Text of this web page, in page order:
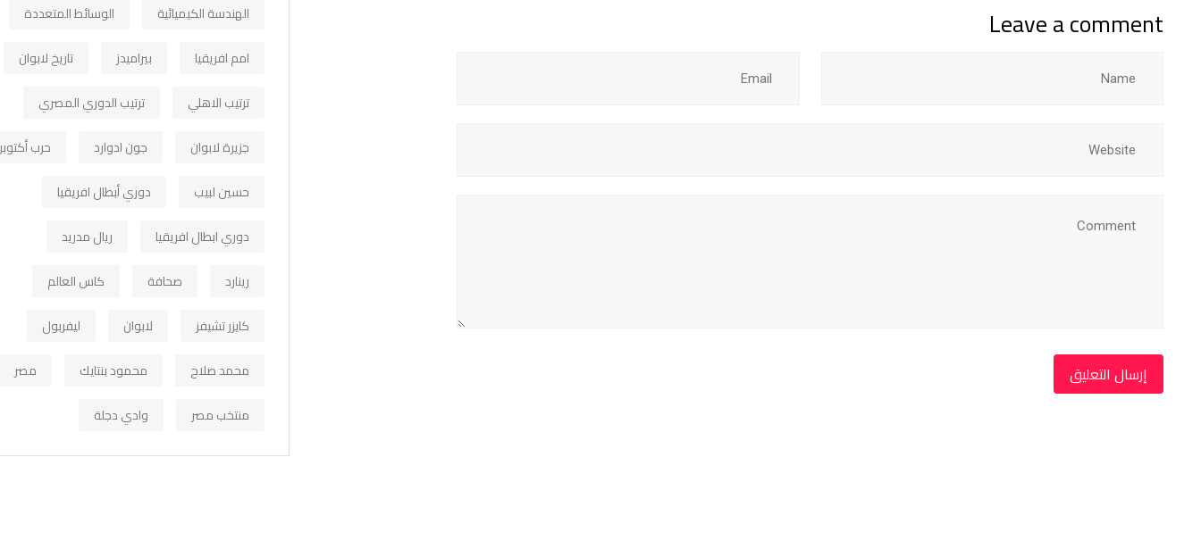
Leave a comment
الهندسة الكيميائية
الوسائط المتعددة
امم افريقيا
بيراميدز
تاريخ لابوان
ترتيب الاهلي
ترتيب الدوري المصري
جزيرة لابوان
جون ادوارد
حرب أكتوبر
حسين لبيب
دوري أبطال افريقيا
دوري ابطال افريقيا
ريال مدريد
رينارد
صحافة
كاس العالم
كايزر تشيفز
لابوان
ليفربول
محمد صلاح
محمود بنتايك
مصر
منتخب مصر
وادي دجلة